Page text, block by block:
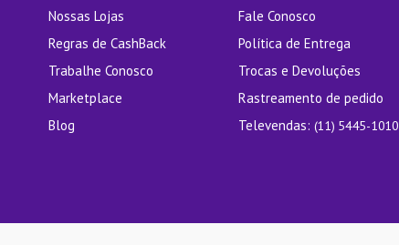
Nossas Lojas
Regras de CashBack
Trabalhe Conosco
Marketplace
Blog
Fale Conosco
Política de Entrega
Trocas e Devoluções
Rastreamento de pedido
Televendas: (11) 5445-1010